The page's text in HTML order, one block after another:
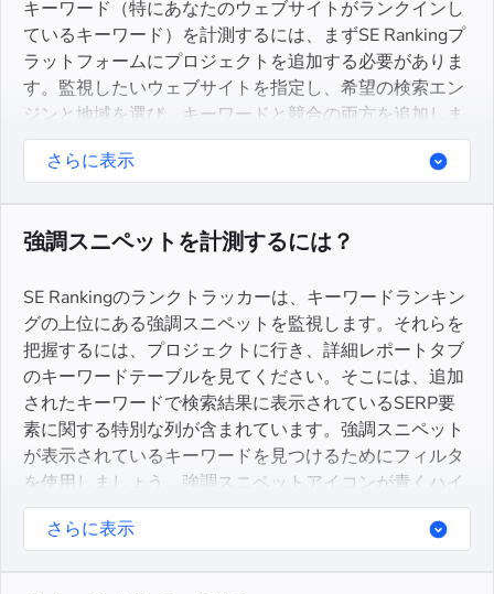
キーワード（特にあなたのウェブサイトがランクインし
ているキーワード）を計測するには、まずSE Rankingプ
ラットフォームにプロジェクトを追加する必要がありま
す。監視したいウェブサイトを指定し、希望の検索エン
ジンと地域を選び、キーワードと競合の両方を追加しま
す。そうすると、ツールはすぐにランキングデータの収
集を開始し、毎日の順位更新を表示します。
さらに表示
強調スニペットを計測するには？
SE Rankingのランクトラッカーは、キーワードランキン
グの上位にある強調スニペットを監視します。それらを
把握するには、プロジェクトに行き、詳細レポートタブ
のキーワードテーブルを見てください。そこには、追加
されたキーワードで検索結果に表示されているSERP要
素に関する特別な列が含まれています。強調スニペット
が表示されているキーワードを見つけるためにフィルタ
を使用しましょう。強調スニペットアイコンが青くハイ
ライトされていれば、あなたのウェブサイトがその枠内
に掲載されていることを意味します。
さらに表示